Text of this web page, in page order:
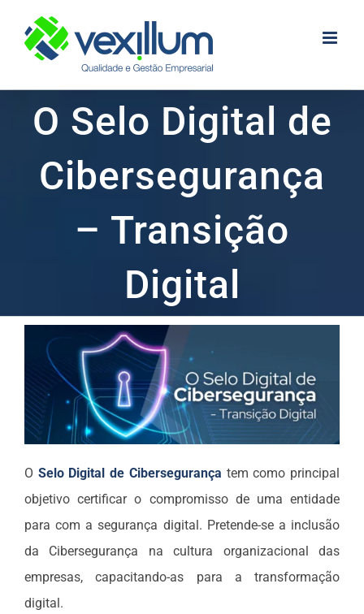
content
O Selo Digital de
Cibersegurança
– Transição
Digital
O Selo Digital de Cibersegurança tem como principal
objetivo certificar o compromisso de uma entidade
para com a segurança digital. Pretende-se a inclusão
da Cibersegurança na cultura organizacional das
empresas, capacitando-as para a transformação
digital.